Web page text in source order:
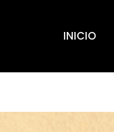
INICIO